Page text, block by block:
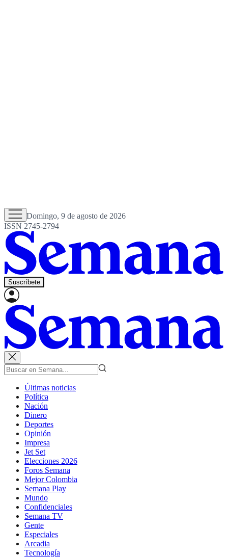
Domingo, 9 de agosto de 2026
ISSN 2745-2794
Suscríbete
Últimas noticias
Política
Nación
Dinero
Deportes
Opinión
Impresa
Jet Set
Elecciones 2026
Foros Semana
Mejor Colombia
Semana Play
Mundo
Confidenciales
Semana TV
Gente
Especiales
Arcadia
Tecnología